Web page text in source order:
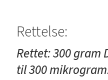
Rettelse:
Rettet: 300
til 300